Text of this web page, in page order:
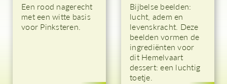
Een rood nagerecht
met een witte basis
voor Pinksteren.
Bijbelse beelden:
lucht, adem en
levenskracht. Deze
beelden vormen de
ingrediënten voor
dit Hemelvaart
dessert: een luchtig
toetje.